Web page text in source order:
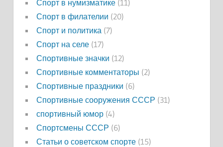
Спорт в нумизматике(11)
Спорт в филателии (20)
Спорт и политика (7)
Спорт на селе(17)
Спортивные значки (12)
Спортивные комментаторы (2)
Спортивные праздники (6)
Спортивные сооружения СССР (31)
спортивный юмор(4)
Спортсмены СССР (6)
Статьи о советском спорте(15)